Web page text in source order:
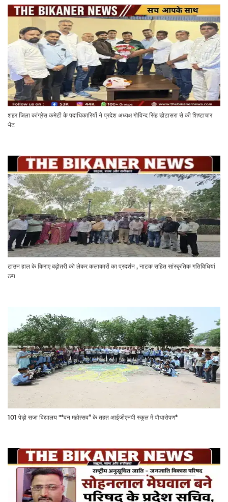
शहर जिला कांग्रेस कमेटी के पदाधिकारियों ने प्रदेश अध्यक्ष गोविन्द सिंह डोटासरा से की शिष्टाचार
भेंट
टाउन हाल के किराए बढ़ोतरी को लेकर कलाकारों का प्रदर्शन , नाटक सहित सांस्कृतिक गतिविधियां
ठप्प
101 पेड़ो सजा विद्यालय "*वन महोत्सव” के तहत आईजीएनपी स्कूल में पौधारोपण*